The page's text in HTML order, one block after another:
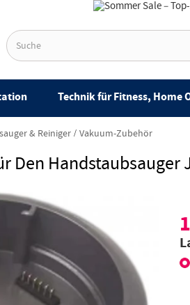
Technik für Fitness, Home
& Reiniger Vakuum-Zubehör
Den Handstaubsauger